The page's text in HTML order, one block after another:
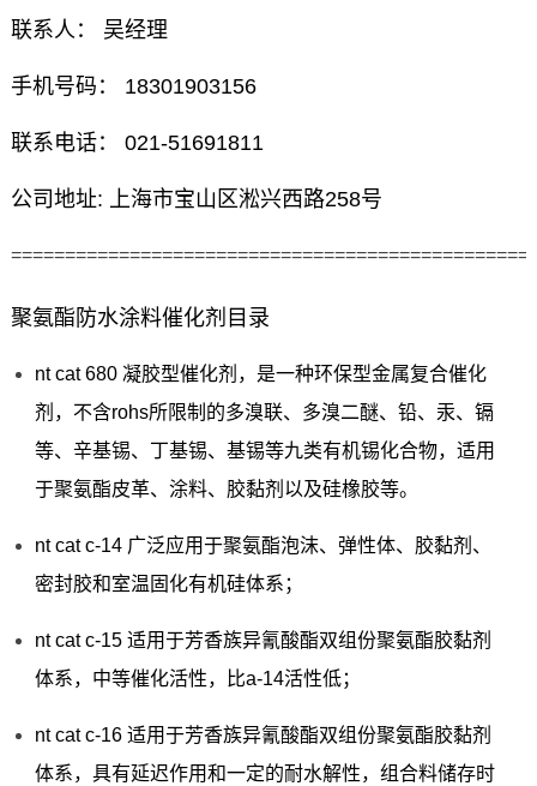
联系人： 吴经理
手机号码： 18301903156
联系电话： 021-51691811
公司地址: 上海市宝山区淞兴西路258号
聚氨酯防水涂料催化剂目录
nt cat 680 凝胶型催化剂，是一种环保型金属复合催化
剂，不含rohs所限制的多溴联、多溴二醚、铅、汞、镉
等、辛基锡、丁基锡、基锡等九类有机锡化合物，适用
于聚氨酯皮革、涂料、胶黏剂以及硅橡胶等。
nt cat c-14 广泛应用于聚氨酯泡沫、弹性体、胶黏剂、
密封胶和室温固化有机硅体系；
nt cat c-15 适用于芳香族异氰酸酯双组份聚氨酯胶黏剂
体系，中等催化活性，比a-14活性低；
nt cat c-16 适用于芳香族异氰酸酯双组份聚氨酯胶黏剂
体系，具有延迟作用和一定的耐水解性，组合料储存时